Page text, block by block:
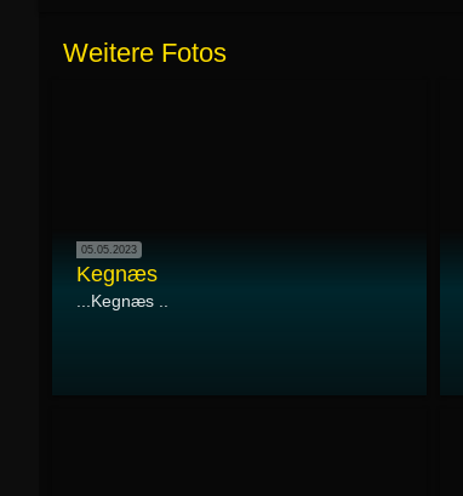
Weitere Fotos
05.05.2023
Kegnæs
...Kegnæs ..